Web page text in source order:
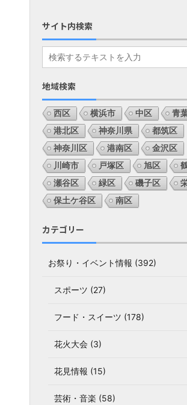
サイト内検索
地域検索
西区 横浜市 中区
青
港北区
神奈川県
都筑区
神奈川区
港南区
金沢区
川崎市
戸塚区 旭区
瀬谷区
緑区 磯子区
保土ケ谷区
南区
カテゴリー
お祭り・イベント情報 (392)
スポーツ (27)
フード・スイーツ (178)
花火大会 (3)
花見情報 (15)
芸術・音楽 (58)